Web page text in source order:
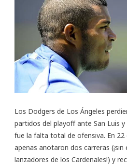
Los Dodgers de Los Ángeles
partidos del playoff ante San Luis
fue la falta total de ofensiva. En
apenas anotaron dos carreras
lanzadores de los Cardenales!) y